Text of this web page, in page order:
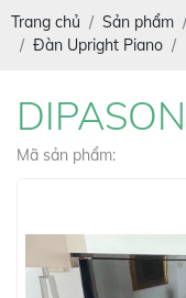
Trang chủ Sản phẩm
Đàn Upright Piano
Mã sản phẩm: